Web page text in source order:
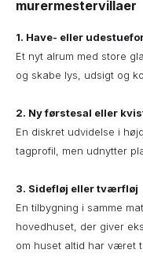
murermestervillaer
1. Have- eller
Et nyt alrum med store
og skabe lys, udsigt og
2. Ny førstesal eller
En diskret udvidelse i
tagprofil, men udnytter
3. Sidefløj eller tværfløj
En tilbygning i samme
hovedhuset, der giver
om huset altid har været